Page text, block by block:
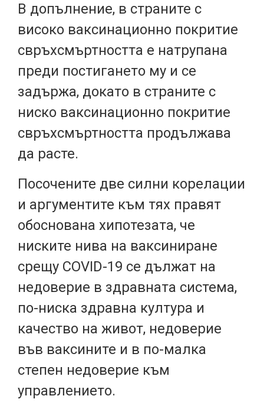
В допълнение, в страните с
високо ваксинационно покритие
свръхсмъртността е натрупана
преди постигането му и се
задържа, докато в страните с
ниско ваксинационно покритие
свръхсмъртността продължава
да расте.
Посочените две силни корелации
и аргументите към тях правят
обоснована хипотезата, че
ниските нива на ваксиниране
срещу COVID-19 се дължат на
недоверие в здравната система,
по-ниска здравна култура и
качество на живот, недоверие
във ваксините и в по-малка
степен недоверие към
управлението.